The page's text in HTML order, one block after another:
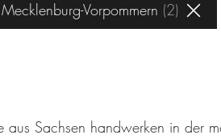
Mecklenburg-Vorpommern 2
aus Sachsen handwerken in der